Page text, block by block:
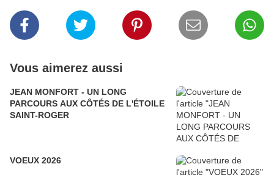
Vous aimerez aussi
JEAN MONFORT - UN LONG
PARCOURS AUX CÔTÉS DE L'ÉTOILE
SAINT-ROGER
VOEUX 2026